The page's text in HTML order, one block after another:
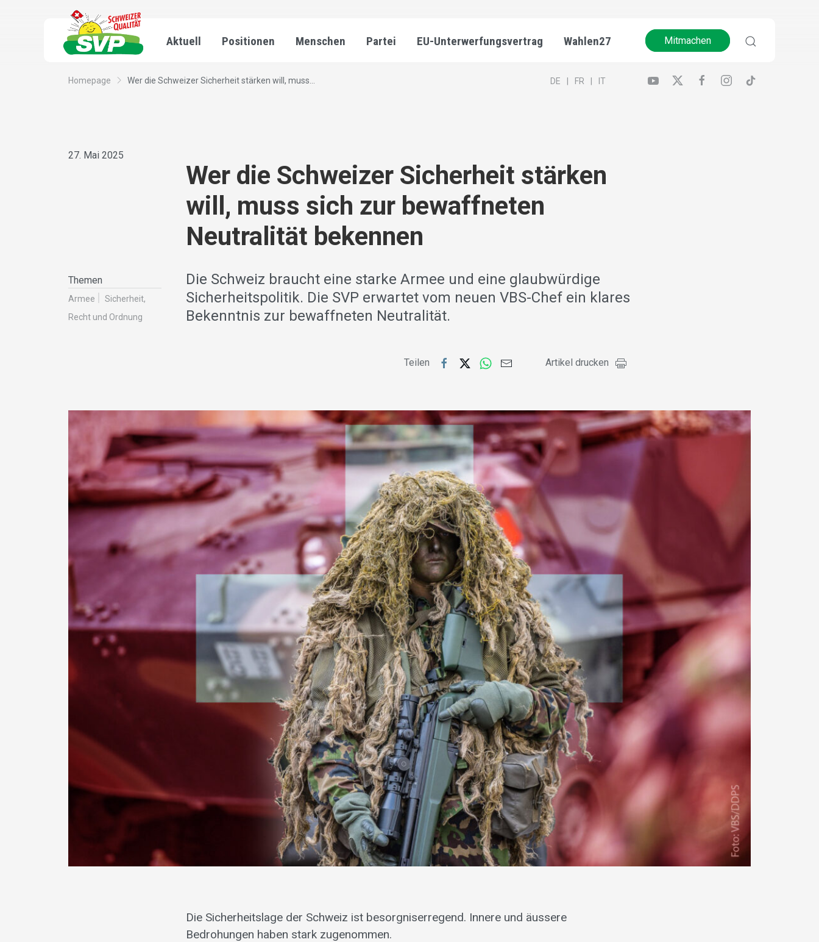
Aktuell Positionen Menschen Partei EU-Unterwerfungsvertrag Wahlen27 Mitmachen
Homepage Wer die Schweizer Sicherheit stärken will, muss... DE FR IT
27. Mai 2025
Themen
Armee
Sicherheit,
Recht und Ordnung
Wer die Schweizer Sicherheit stärken
will, muss sich zur bewaffneten
Neutralität bekennen
Die Schweiz braucht eine starke Armee und eine glaubwürdige
Sicherheitspolitik. Die SVP erwartet vom neuen VBS-Chef ein klares
Bekenntnis zur bewaffneten Neutralität.
Teilen Artikel drucken
Die Sicherheitslage der Schweiz ist besorgniserregend. Innere und äussere
Bedrohungen haben stark zugenommen.